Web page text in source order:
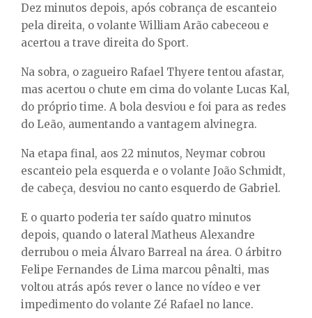
Dez minutos depois, após cobrança de escanteio
pela direita, o volante William Arão cabeceou e
acertou a trave direita do Sport.
Na sobra, o zagueiro Rafael Thyere tentou afastar,
mas acertou o chute em cima do volante Lucas Kal,
do próprio time. A bola desviou e foi para as redes
do Leão, aumentando a vantagem alvinegra.
Na etapa final, aos 22 minutos, Neymar cobrou
escanteio pela esquerda e o volante João Schmidt,
de cabeça, desviou no canto esquerdo de Gabriel.
E o quarto poderia ter saído quatro minutos
depois, quando o lateral Matheus Alexandre
derrubou o meia Álvaro Barreal na área. O árbitro
Felipe Fernandes de Lima marcou pênalti, mas
voltou atrás após rever o lance no vídeo e ver
impedimento do volante Zé Rafael no lance.